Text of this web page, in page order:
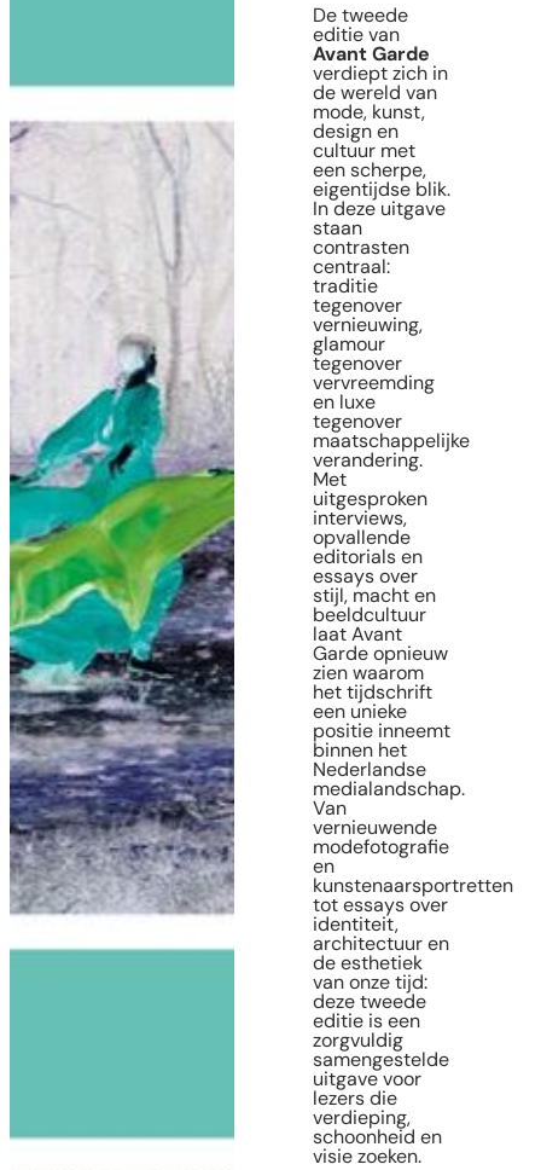
De tweede
editie van
Avant Garde
verdiept zich in
de wereld van
mode, kunst,
design en
cultuur met
een scherpe,
eigentijdse blik.
In deze uitgave
staan
contrasten
centraal:
traditie
tegenover
vernieuwing,
glamour
tegenover
vervreemding
en luxe
tegenover
maatschappelijke
verandering.
Met
uitgesproken
interviews,
opvallende
editorials en
essays over
stijl, macht en
beeldcultuur
laat Avant
Garde opnieuw
zien waarom
het tijdschrift
een unieke
positie inneemt
binnen het
Nederlandse
medialandschap.
Van
vernieuwende
modefotografie
en
kunstenaarsportretten
tot essays over
identiteit,
architectuur en
de esthetiek
van onze tijd:
deze tweede
editie is een
zorgvuldig
samengestelde
uitgave voor
lezers die
verdieping,
schoonheid en
visie zoeken.